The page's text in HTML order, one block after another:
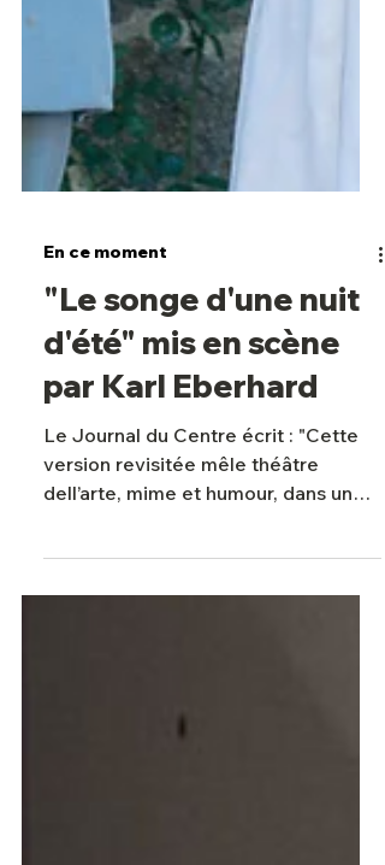
En ce moment
"Le songe d'une nuit
d'été" mis en scène
par Karl Eberhard
Le Journal du Centre écrit : "Cette
dell’arte, mime et humour, dans un